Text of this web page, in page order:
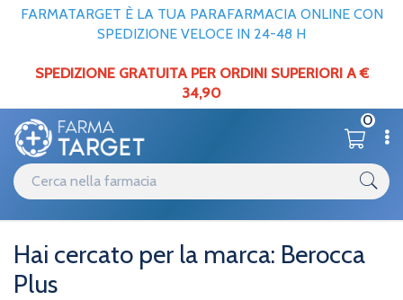
FARMATARGET È LA TUA PARAFARMACIA ONLINE CON
SPEDIZIONE VELOCE IN 24-48 H
SPEDIZIONE GRATUITA PER ORDINI SUPERIORI A €
34,90
0
Home Marche parafarmaci Berocca Plus
Hai cercato per la marca: Berocca
Plus